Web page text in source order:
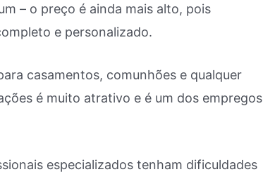
– o preço é ainda mais alto, pois
e personalizado.
casamentos, comunhões e qualquer
é muito atrativo e é um dos empregos
especializados tenham dificuldades